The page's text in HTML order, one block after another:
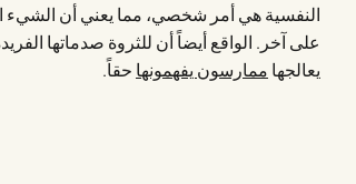
النفسية هي أمر شخصي، مما يعني أن الشيء
على آخر. الواقع أيضاً أن للثروة صدماتها
يعالجها ممارسون يفهمونها حقاً.